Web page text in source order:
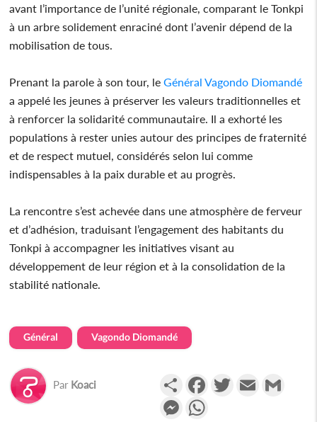
avant l’importance de l’unité régionale, comparant le Tonkpi
à un arbre solidement enraciné dont l’avenir dépend de la
mobilisation de tous.
Prenant la parole à son tour, leGénéral Vagondo Diomandé
a appelé les jeunes à préserver les valeurs traditionnelles et
à renforcer la solidarité communautaire. Il a exhorté les
populations à rester unies autour des principes de fraternité
et de respect mutuel, considérés selon lui comme
indispensables à la paix durable et au progrès.
La rencontre s’est achevée dans une atmosphère de ferveur
et d’adhésion, traduisant l’engagement des habitants du
Tonkpi à accompagner les initiatives visant au
développement de leur région et à la consolidation de la
stabilité nationale.
Général Vagondo Diomandé
Par Koaci PartagerFacebookTwitterEmail
Messenger